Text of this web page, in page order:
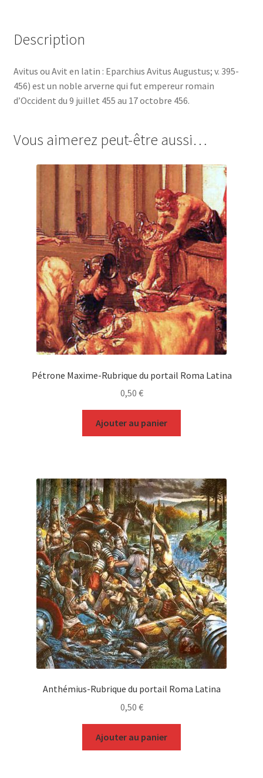
Description
Avitus ou Avit en latin : Eparchius Avitus Augustus; v. 395-
456) est un noble arverne qui fut empereur romain
d’Occident du 9 juillet 455 au 17 octobre 456.
Vous aimerez peut-être aussi…
Pétrone Maxime-Rubrique du portail Roma Latina
0,50 €
Ajouter au panier
Anthémius-Rubrique du portail Roma Latina
0,50 €
Ajouter au panier